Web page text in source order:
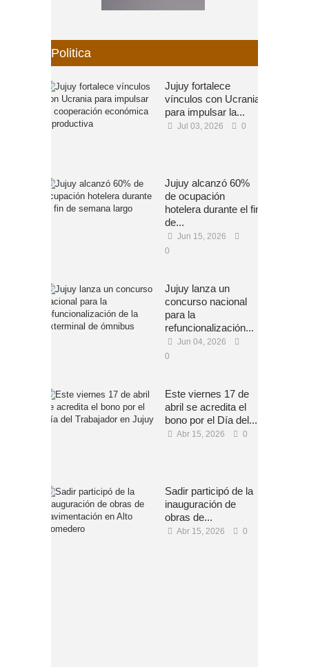
Politica
Jujuy fortalece
vínculos con Ucrania
para impulsar la...
Jul 03, 2026 0
Jujuy alcanzó 60%
de ocupación
hotelera durante el fin
de...
Jun 15, 2026
0
Jujuy lanza un
concurso nacional
para la
refuncionalización...
Jun 04, 2026
0
Este viernes 17 de
abril se acredita el
bono por el Día del...
Abr 15, 2026 0
Sadir participó de la
inauguración de
obras de...
Abr 15, 2026 0